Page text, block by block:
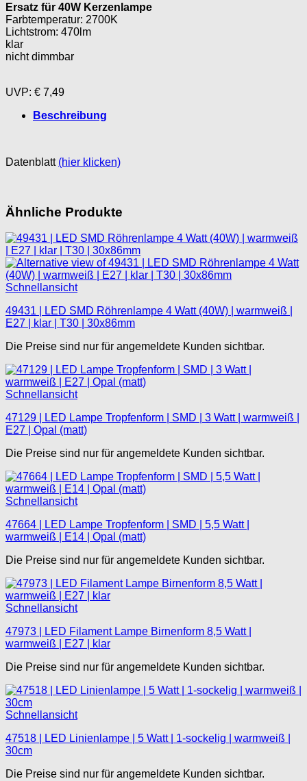
Ersatz für 40W Kerzenlampe
Farbtemperatur: 2700K
Lichtstrom: 470lm
klar
nicht dimmbar
UVP: € 7,49
Beschreibung
Datenblatt (hier klicken)
Ähnliche Produkte
Schnellansicht
49431 | LED SMD Röhrenlampe 4 Watt (40W) | warmweiß |
E27 | klar | T30 | 30x86mm
Die Preise sind nur für angemeldete Kunden sichtbar.
Schnellansicht
47129 | LED Lampe Tropfenform | SMD | 3 Watt | warmweiß |
E27 | Opal (matt)
Die Preise sind nur für angemeldete Kunden sichtbar.
Schnellansicht
47664 | LED Lampe Tropfenform | SMD | 5,5 Watt |
warmweiß | E14 | Opal (matt)
Die Preise sind nur für angemeldete Kunden sichtbar.
Schnellansicht
47973 | LED Filament Lampe Birnenform 8,5 Watt |
warmweiß | E27 | klar
Die Preise sind nur für angemeldete Kunden sichtbar.
Schnellansicht
47518 | LED Linienlampe | 5 Watt | 1-sockelig | warmweiß |
30cm
Die Preise sind nur für angemeldete Kunden sichtbar.